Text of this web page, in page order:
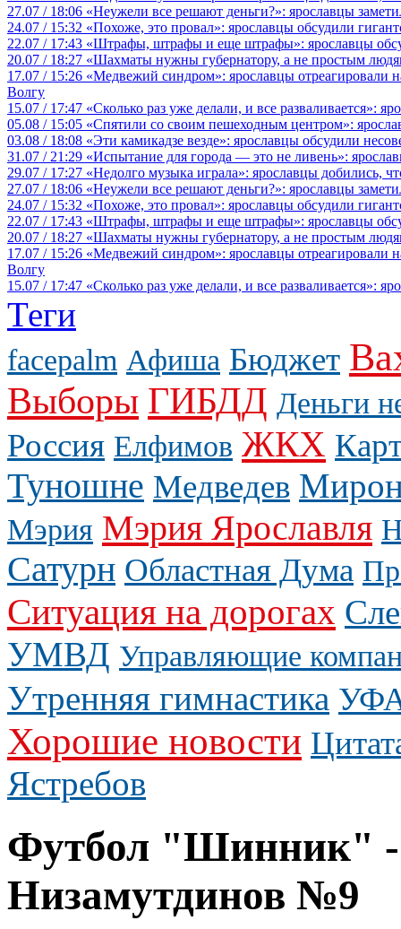
27.07 / 18:06 «Неужели все решают деньги?»: ярославцы
24.07 / 15:32 «Похоже, это провал»: ярославцы обсудили
22.07 / 17:43 «Штрафы, штрафы и еще штрафы»: ярославцы
20.07 / 18:27 «Шахматы нужны губернатору, а не простым
17.07 / 15:26 «Медвежий синдром»: ярославцы отреагировали
Волгу
15.07 / 17:47 «Сколько раз уже делали, и все разваливается»:
05.08 / 15:05 «Спятили со своим пешеходным центром»:
03.08 / 18:08 «Эти камикадзе везде»: ярославцы обсудили
31.07 / 21:29 «Испытание для города — это не ливень»:
29.07 / 17:27 «Недолго музыка играла»: ярославцы добились,
27.07 / 18:06 «Неужели все решают деньги?»: ярославцы
24.07 / 15:32 «Похоже, это провал»: ярославцы обсудили
22.07 / 17:43 «Штрафы, штрафы и еще штрафы»: ярославцы
20.07 / 18:27 «Шахматы нужны губернатору, а не простым
17.07 / 15:26 «Медвежий синдром»: ярославцы отреагировали
Волгу
15.07 / 17:47 «Сколько раз уже делали, и все разваливается»:
Теги
facepalm Афиша Бюджет
Выборы ГИБДД Деньги
Россия Елфимов ЖКХ
Туношне Медведев
Мэрия Мэрия Ярославля
Сатурн Областная Дума
Ситуация на дорогах
УМВД Управляющие
Утренняя гимнастика
Хорошие новости
Ястребов
Футбол "Шинник"
Низамутдинов №9